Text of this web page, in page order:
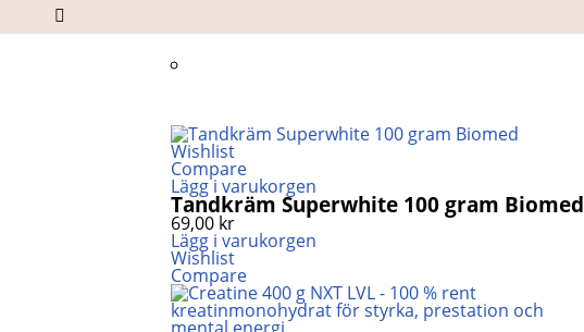
Wishlist
Compare
Lägg i varukorgen
Tandkräm Superwhite 100 gram Biomed
69,00 kr
Lägg i varukorgen
Wishlist
Compare